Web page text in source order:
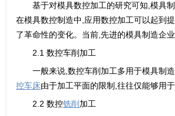
基于对模具数控加工的研究可知,模具
在模具数控制造中,应用数控加工可以起到
了革命性的变化。当前,先进的模具制造企
2.1 数控车削加工
一般来说,数控车削加工多用于模具制
控车床由于加工平面的限制,往往仅能够用
2.2 数控铣削 加工